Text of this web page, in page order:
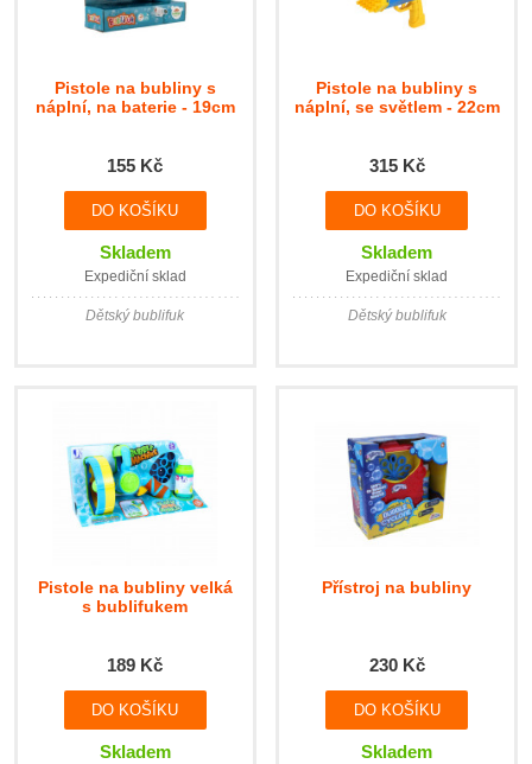
Pistole na bubliny s
náplní, na baterie - 19cm
155 Kč
Skladem
Expediční sklad
Dětský bublifuk
Pistole na bubliny s
náplní, se světlem - 22cm
315 Kč
Skladem
Expediční sklad
Dětský bublifuk
Pistole na bubliny velká
s bublifukem
189 Kč
Skladem
Přístroj na bubliny
230 Kč
Skladem